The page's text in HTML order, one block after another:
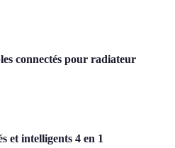
connectés pour radiateur
et intelligents 4 en 1